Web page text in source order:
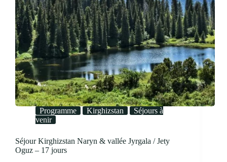
Programme Kirghizstan
Séjours à
venir
Séjour Kirghizstan Naryn & vallée Jyrgala / Jety
Oguz – 17 jours